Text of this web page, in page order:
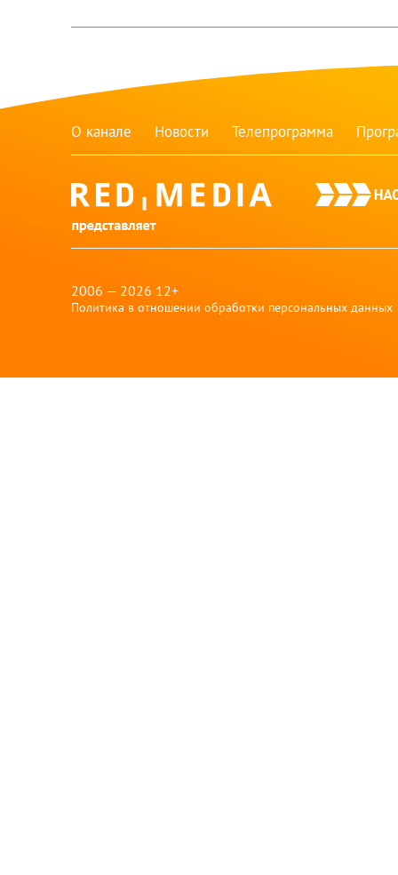
О канале Новости Телепрограмма
2006 — 2026 12+
Политика в отношении обработки персональных данных